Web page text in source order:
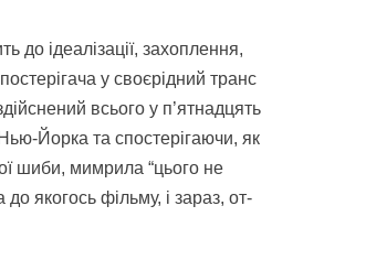
до ідеалізації, захоплення,
у своєрідний транс
всього у п’ятнадцять
Йорка та спостерігаючи, як
шиби, мимрила “цього не
якогось фільму, і зараз, от-